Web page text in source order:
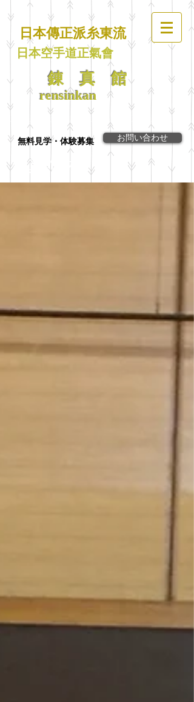
日本傳正派糸東流
日本空手道正氣會
錬 真 館
rensinkan
無料見学・体験募集 お問い合わせ
​錬真館ブログ